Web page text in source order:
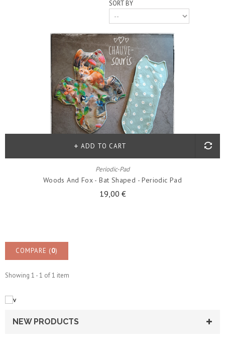
SORT BY
Periodic-Pad
Woods And Fox - Bat Shaped - Periodic Pad
19,00 €
ADD TO CART
COMPARE (0)
Showing 1 - 1 of 1 item
NEW PRODUCTS